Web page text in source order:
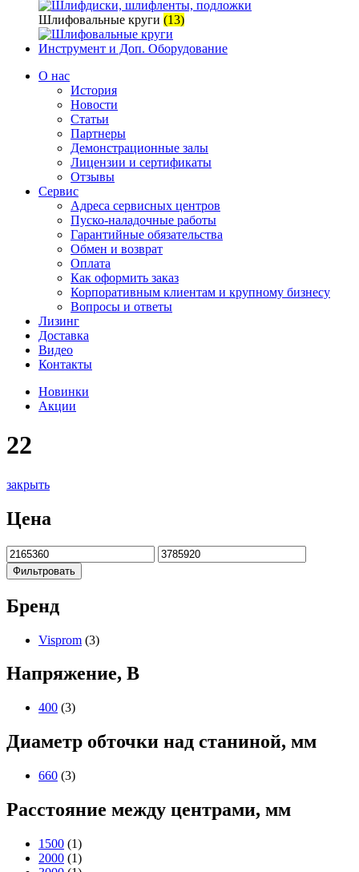
Шлифовальные круги (13)
Инструмент и Доп. Оборудование
О нас
История
Новости
Статьи
Партнеры
Демонстрационные залы
Лицензии и сертификаты
Отзывы
Сервис
Адреса сервисных центров
Пуско-наладочные работы
Гарантийные обязательства
Обмен и возврат
Оплата
Как оформить заказ
Корпоративным клиентам и крупному бизнесу
Вопросы и ответы
Лизинг
Доставка
Видео
Контакты
Новинки
Акции
22
закрыть
Цена
Фильтровать
Бренд
Visprom (3)
Напряжение, В
400 (3)
Диаметр обточки над станиной, мм
660 (3)
Расстояние между центрами, мм
1500 (1)
2000 (1)